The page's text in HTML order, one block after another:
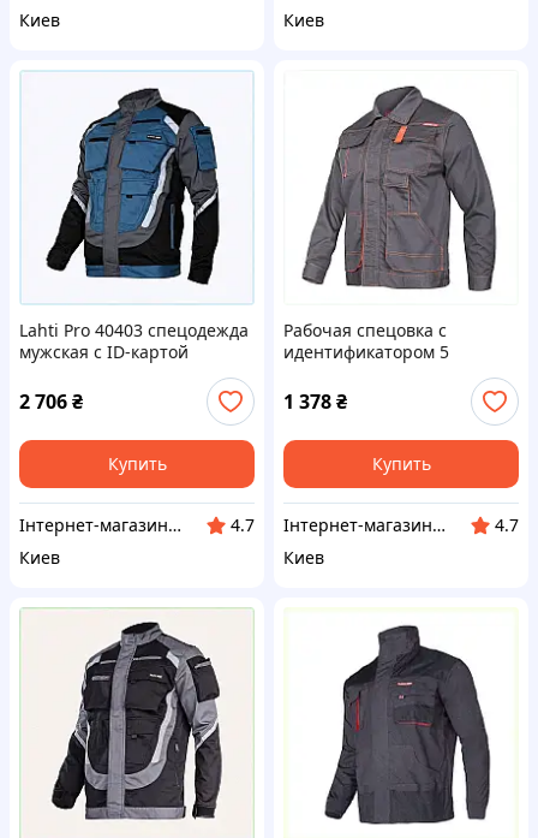
Киев
Киев
Lahti Pro 40403 спецодежда
мужская с ID-картой
2 706₴
Купить
Інтернет-магазин ShopNow
4.7
Киев
Рабочая спецовка с
идентификатором 5
1 378₴
Купить
Інтернет-магазин ShopNow
4.7
Киев